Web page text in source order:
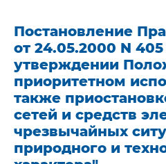
Постановление
от 24.05.2000 N
утверждении
приоритетном
также
сетей и средств
чрезвычайных
природного и